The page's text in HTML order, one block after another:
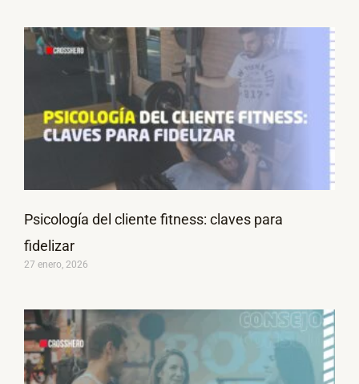
Psicología del cliente fitness: claves para
fidelizar
27 enero, 2026